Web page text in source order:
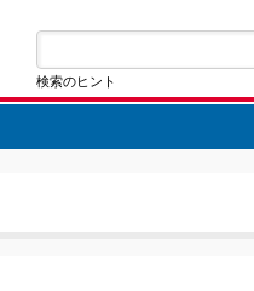
検索のヒント